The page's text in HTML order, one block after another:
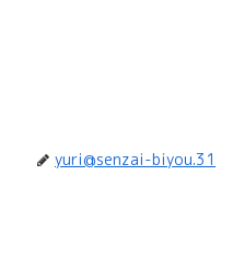
yuri@senzai-biyou.31